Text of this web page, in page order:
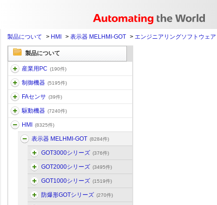
製品について > HMI > 表示器 MELHMI-GOT > エンジニアリングソフトウェア
製品について
産業用PC (190件)
制御機器 (5195件)
FAセンサ (39件)
駆動機器 (7240件)
HMI (8325件)
表示器 MELHMI-GOT (8284件)
GOT3000シリーズ (376件)
GOT2000シリーズ (3495件)
GOT1000シリーズ (1519件)
防爆形GOTシリーズ (270件)